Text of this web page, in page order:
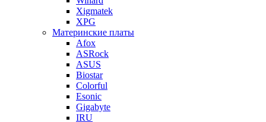
Xigmatek
XPG
Материнские платы
Afox
ASRock
ASUS
Biostar
Colorful
Esonic
Gigabyte
IRU